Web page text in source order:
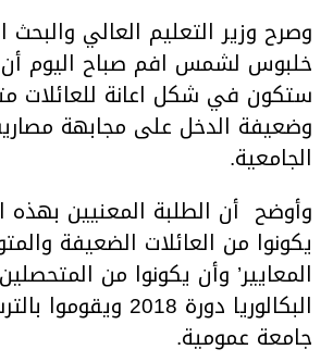
وصرح وزير التعليم العالي
خلبوس لشمس افم صباح اليوم أن
ستكون في شكل اعانة للعائلات
وضعيفة الدخل على مجابهة
الجامعية.
وأوضح أن الطلبة المعنيين بهذه
يكونوا من العائلات الضعيفة
المعايير’ وأن يكونوا من
البكالوريا دورة 2018
جامعة عمومية.